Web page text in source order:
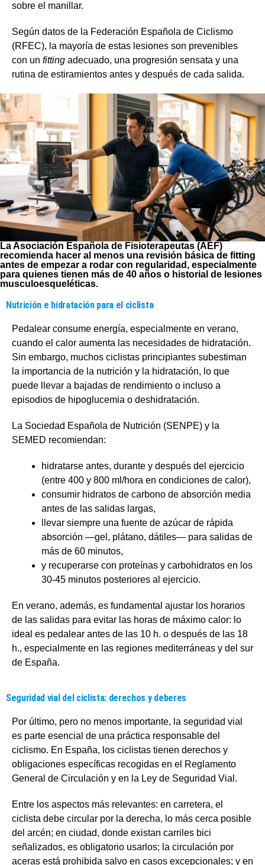
sobre el manillar.
Según datos de la Federación Española de Ciclismo
(RFEC), la mayoría de estas lesiones son prevenibles
con un fitting adecuado, una progresión sensata y una
rutina de estiramientos antes y después de cada salida.
La Asociación Española de Fisioterapeutas (AEF)
recomienda hacer al menos una revisión básica de fitting
antes de empezar a rodar con regularidad, especialmente
para quienes tienen más de 40 años o historial de lesiones
musculoesqueléticas.
Nutrición e hidratación para el ciclista
Pedalear consume energía, especialmente en verano,
cuando el calor aumenta las necesidades de hidratación.
Sin embargo, muchos ciclistas principiantes subestiman
la importancia de la nutrición y la hidratación, lo que
puede llevar a bajadas de rendimiento o incluso a
episodios de hipoglucemia o deshidratación.
La Sociedad Española de Nutrición (SENPE) y la
SEMED recomiendan:
hidratarse antes, durante y después del ejercicio
(entre 400 y 800 ml/hora en condiciones de calor),
consumir hidratos de carbono de absorción media
antes de las salidas largas,
llevar siempre una fuente de azúcar de rápida
absorción —gel, plátano, dátiles— para salidas de
más de 60 minutos,
y recuperarse con proteínas y carbohidratos en los
30-45 minutos posteriores al ejercicio.
En verano, además, es fundamental ajustar los horarios
de las salidas para evitar las horas de máximo calor: lo
ideal es pedalear antes de las 10 h. o después de las 18
h., especialmente en las regiones mediterráneas y del sur
de España.
Seguridad vial del ciclista: derechos y deberes
Por último, pero no menos importante, la seguridad vial
es parte esencial de una práctica responsable del
ciclismo. En España, los ciclistas tienen derechos y
obligaciones específicas recogidas en el Reglamento
General de Circulación y en la Ley de Seguridad Vial.
Entre los aspectos más relevantes: en carretera, el
ciclista debe circular por la derecha, lo más cerca posible
del arcén; en ciudad, donde existan carriles bici
señalizados, es obligatorio usarlos; la circulación por
aceras está prohibida salvo en casos excepcionales; y en